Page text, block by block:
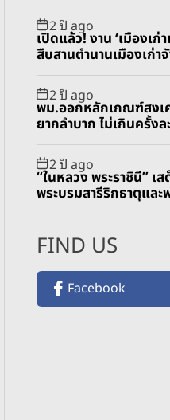
2 ปี ago
เปิดแล้ว! งาน ‘เมืองเก่
สืบสานตำนานเมืองเก่า
2 ปี ago
พม.ออกหลักเกณฑ์สงเ
ยากลำบาก ไม่เกินครั้ง
2 ปี ago
“ในหลวง พระราชินี” เ
พระบรมสารีริกธาตุและ
FIND US
Facebook